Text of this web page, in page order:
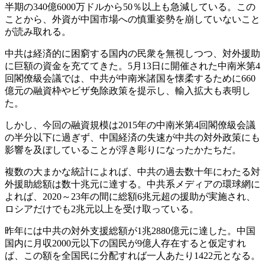
半期の340億6000万ドルから50％以上も急減している。この
ことから、外資が中国市場への慎重姿勢を崩していないこと
が読み取れる。
中共は経済的に困窮する国内の民衆を無視しつつ、対外援助
に巨額の資金を充ててきた。5月13日に開催された中南米第4
回閣僚級会議では、中共が中南米諸国を懐柔するために660
億元の融資枠やビザ免除政策を提示し、輸入拡大も表明し
た。
しかし、今回の融資規模は2015年の中南米第4回閣僚級会議
の半分以下に過ぎず、中国経済の失速が中共の対外政策にも
影響を及ぼしていることが浮き彫りになったかたちだ。
複数の大まかな統計によれば、中共の過去数十年にわたる対
外援助総額は数十兆元に達する。中共系メディアの環球網に
よれば、2020～23年の間に総額6兆元超の援助が実施され、
ロシアだけでも2兆元以上を受け取っている。
昨年には中共の対外支援総額が1兆2880億元に達した。中国
国内に月収2000元以下の国民が9億人存在すると仮定すれ
ば、この額を全国民に分配すれば一人あたり1422元となる。